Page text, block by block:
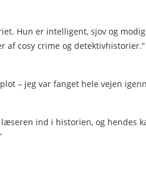
Hun er intelligent, sjov og
af cosy crime og detektivhistorier.”
– jeg var fanget hele vejen
læseren ind i historien, og hendes